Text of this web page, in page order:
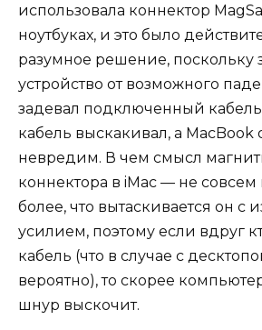
использовала коннектор
ноутбуках, и это было
разумное решение, поскольку
устройство от возможного
задевал подключенный
кабель выскакивал, а MacBook
невредим. В чем смысл
коннектора в iMac — не совсем
более, что вытаскивается он с
усилием, поэтому если вдруг
кабель (что в случае с
вероятно), то скорее
шнур выскочит.